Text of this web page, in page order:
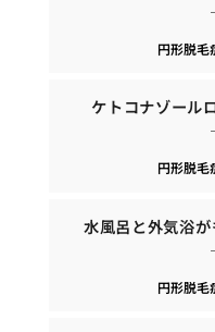
円形脱毛
ケトコナゾール
円形脱毛
水風呂と外気浴
円形脱毛